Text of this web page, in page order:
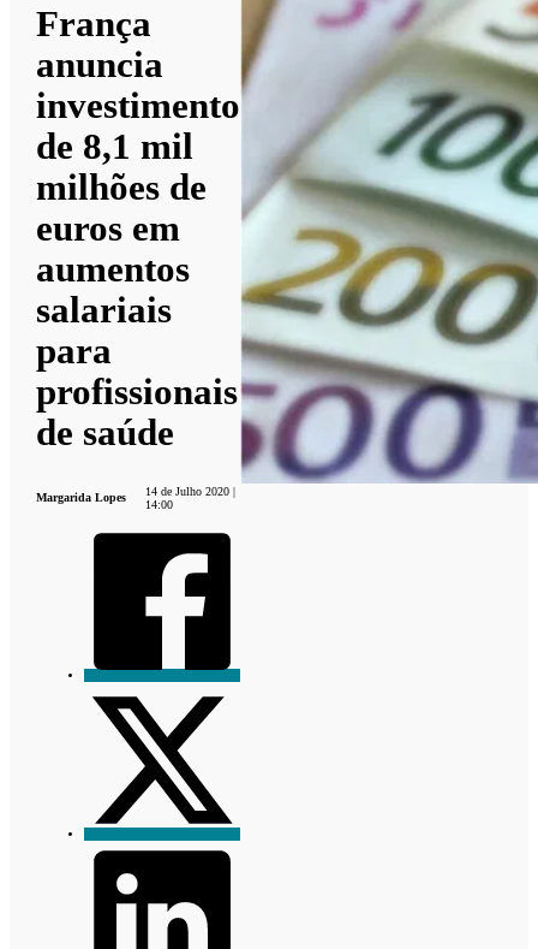
França
anuncia
investimento
de 8,1 mil
milhões de
euros em
aumentos
salariais
para
profissionais
de saúde
Margarida Lopes
14 de Julho 2020 |
14:00